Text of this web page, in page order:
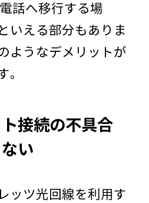
話へ移行する場
いえる部分もありま
ようなデメリットが
。
接続の不具合
い
ッツ光回線を利用す